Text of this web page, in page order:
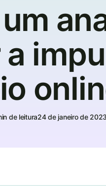
de leitura24 de janeiro de 2023